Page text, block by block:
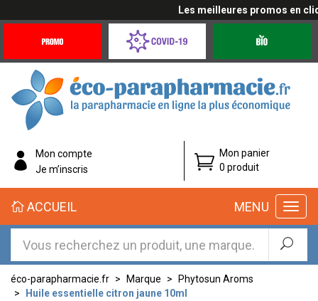
Les meilleures promos en
Offres
Coronavirus
éco-
parapharmacie.fr
éco-
parapharmacie.fr
Mon compte
Je m’inscris
Mon panier
0 produit
MENU
ACCUEIL
éco-parapharmacie.fr Marque
Phytosun Aroms
Huile essentielle citron jaune 10ml